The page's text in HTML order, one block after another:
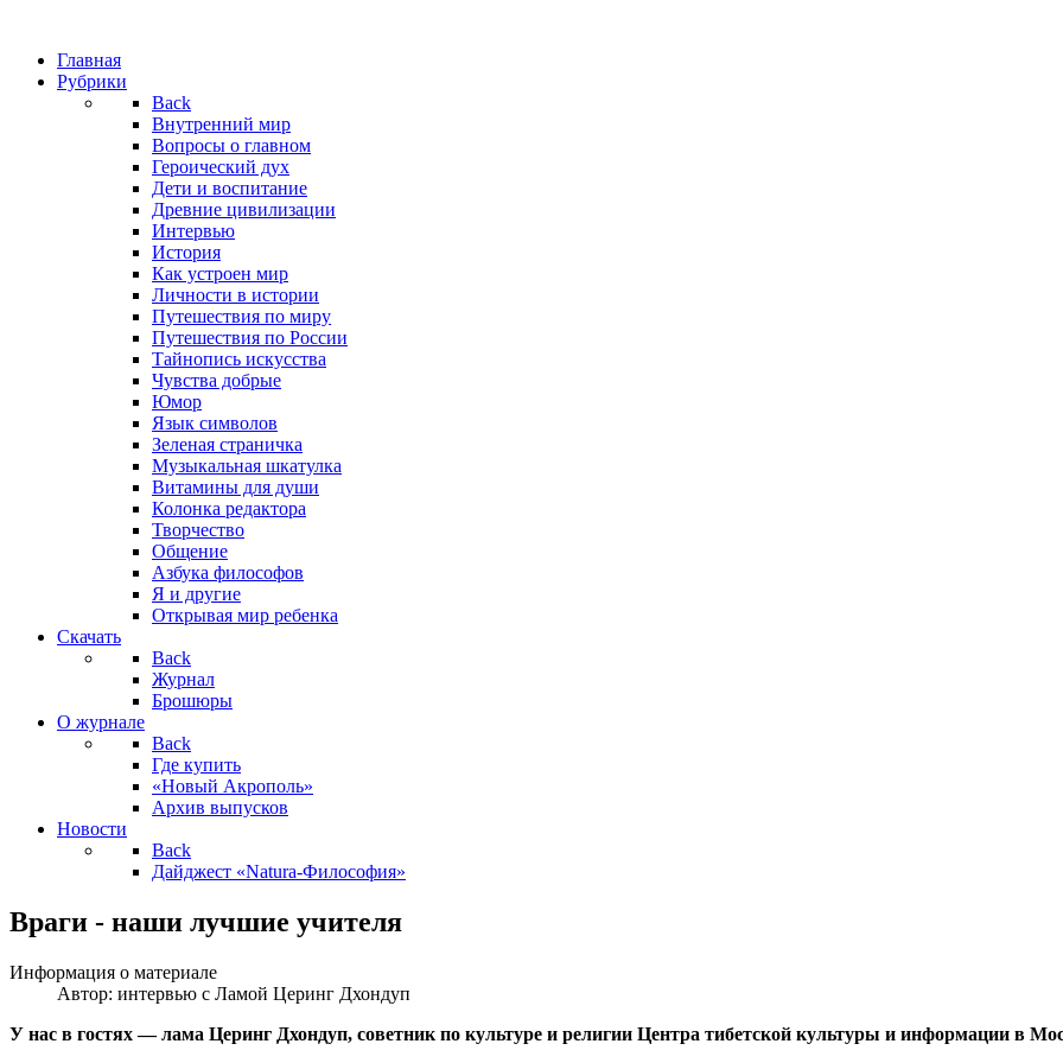
Главная
Рубрики
Back
Внутренний мир
Вопросы о главном
Героический дух
Дети и воспитание
Древние цивилизации
Интервью
История
Как устроен мир
Личности в истории
Путешествия по миру
Путешествия по России
Тайнопись искусства
Чувства добрые
Юмор
Язык символов
Зеленая страничка
Музыкальная шкатулка
Витамины для души
Колонка редактора
Творчество
Общение
Азбука философов
Я и другие
Открывая мир ребенка
Скачать
Back
Журнал
Брошюры
О журнале
Back
Где купить
«Новый Акрополь»
Архив выпусков
Новости
Back
Дайджест «Natura-Философия»
Враги - наши лучшие учителя
Информация о материале
Автор: интервью с Ламой Церинг Дхондуп
У нас в гостях — лама Церинг Дхондуп, советник по культуре и религии Центра тибетской культуры и информации в